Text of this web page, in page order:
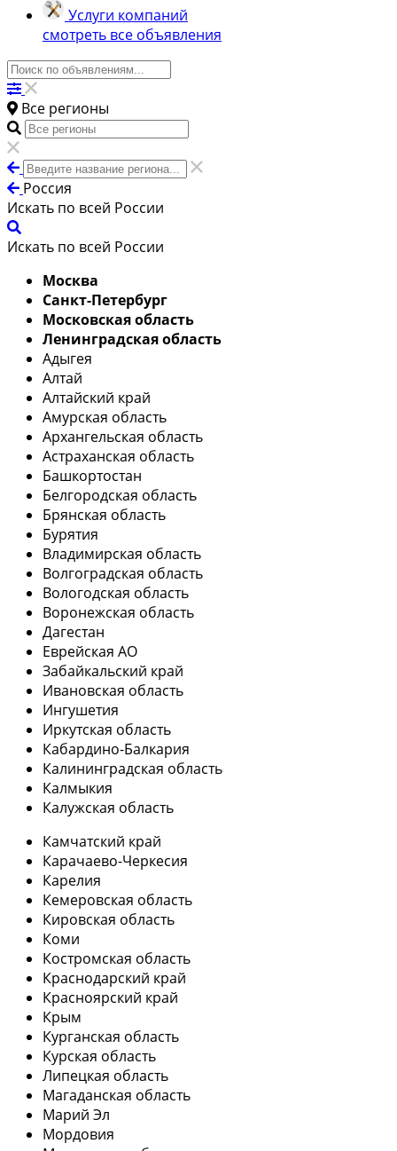
Услуги компаний
смотреть все объявления
Все регионы
Россия
Искать по всей России
Искать по всей России
Москва
Санкт-Петербург
Московская область
Ленинградская область
Адыгея
Алтай
Алтайский край
Амурская область
Архангельская область
Астраханская область
Башкортостан
Белгородская область
Брянская область
Бурятия
Владимирская область
Волгоградская область
Вологодская область
Воронежская область
Дагестан
Еврейская АО
Забайкальский край
Ивановская область
Ингушетия
Иркутская область
Кабардино-Балкария
Калининградская область
Калмыкия
Калужская область
Камчатский край
Карачаево-Черкесия
Карелия
Кемеровская область
Кировская область
Коми
Костромская область
Краснодарский край
Красноярский край
Крым
Курганская область
Курская область
Липецкая область
Магаданская область
Марий Эл
Мордовия